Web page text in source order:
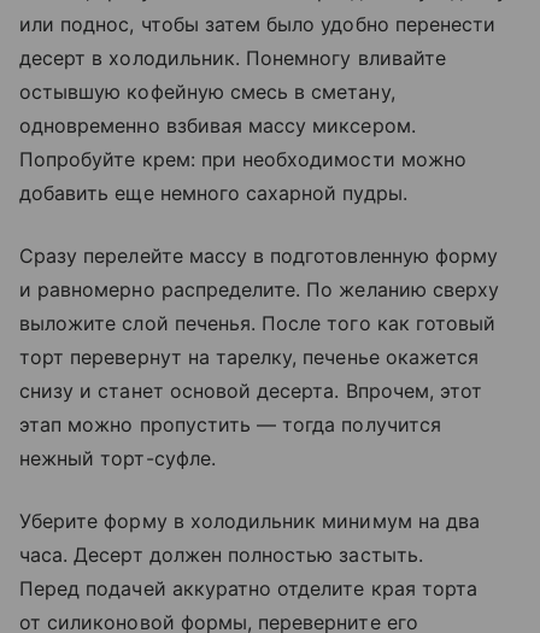
или поднос, чтобы затем было удобно перенести
десерт в холодильник. Понемногу вливайте
остывшую кофейную смесь в сметану,
одновременно взбивая массу миксером.
Попробуйте крем: при необходимости можно
добавить еще немного сахарной пудры.
Сразу перелейте массу в подготовленную форму
и равномерно распределите. По желанию сверху
выложите слой печенья. После того как готовый
торт перевернут на тарелку, печенье окажется
снизу и станет основой десерта. Впрочем, этот
этап можно пропустить — тогда получится
нежный торт-суфле.
Уберите форму в холодильник минимум на два
часа. Десерт должен полностью застыть.
Перед подачей аккуратно отделите края торта
от силиконовой формы, переверните его